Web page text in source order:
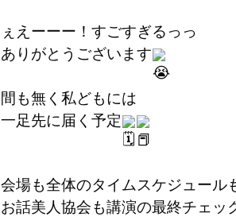
ぇえーーー！すごすぎるっっ
ありがとうございます
間も無く私どもには
一足先に届く予定
会場も全体のタイムスケジュール
お話美人協会も講演の最終チェ